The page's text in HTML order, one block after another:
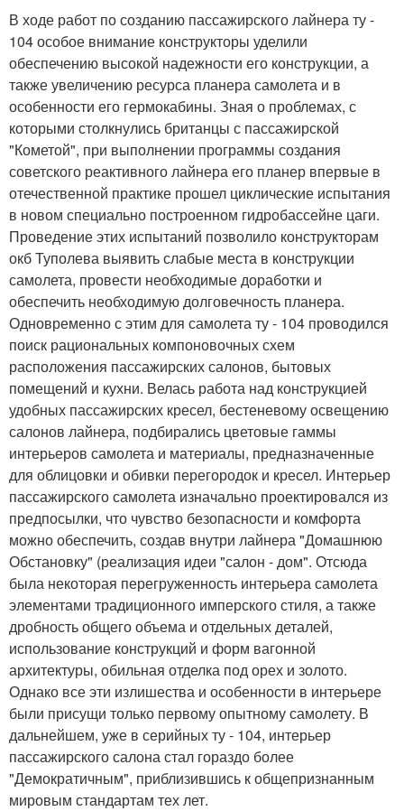
В ходе работ по созданию пассажирского лайнера ту -
104 особое внимание конструкторы уделили
обеспечению высокой надежности его конструкции, а
также увеличению ресурса планера самолета и в
особенности его гермокабины. Зная о проблемах, с
которыми столкнулись британцы с пассажирской
"Кометой", при выполнении программы создания
советского реактивного лайнера его планер впервые в
отечественной практике прошел циклические испытания
в новом специально построенном гидробассейне цаги.
Проведение этих испытаний позволило конструкторам
окб Туполева выявить слабые места в конструкции
самолета, провести необходимые доработки и
обеспечить необходимую долговечность планера.
Одновременно с этим для самолета ту - 104 проводился
поиск рациональных компоновочных схем
расположения пассажирских салонов, бытовых
помещений и кухни. Велась работа над конструкцией
удобных пассажирских кресел, бестеневому освещению
салонов лайнера, подбирались цветовые гаммы
интерьеров самолета и материалы, предназначенные
для облицовки и обивки перегородок и кресел. Интерьер
пассажирского самолета изначально проектировался из
предпосылки, что чувство безопасности и комфорта
можно обеспечить, создав внутри лайнера "Домашнюю
Обстановку" (реализация идеи "салон - дом". Отсюда
была некоторая перегруженность интерьера самолета
элементами традиционного имперского стиля, а также
дробность общего объема и отдельных деталей,
использование конструкций и форм вагонной
архитектуры, обильная отделка под орех и золото.
Однако все эти излишества и особенности в интерьере
были присущи только первому опытному самолету. В
дальнейшем, уже в серийных ту - 104, интерьер
пассажирского салона стал гораздо более
"Демократичным", приблизившись к общепризнанным
мировым стандартам тех лет.